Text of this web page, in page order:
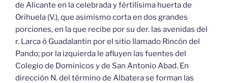
de Alicante en la celebrada y fértilísima huerta de
Orihuela (V.), que asimismo corta en dos grandes
porciones, en la que recibe por su der. las avenidas del
r. Larca ó Guadalantin por el sitio llamado Rincón del
Pando; por la izquierda le afluyen las fuentes del
Colegio de Dominicos y de San Antonio Abad. En
dirección N. del término de Albatera se forman las